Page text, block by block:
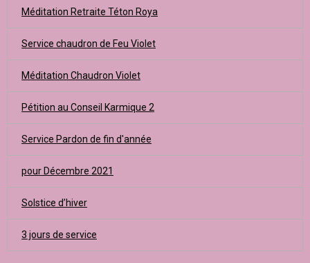
Méditation Retraite Téton Roya
Service chaudron de Feu Violet
Méditation Chaudron Violet
Pétition au Conseil Karmique 2
Service Pardon de fin d'année
pour Décembre 2021
Solstice d’hiver
3 jours de service